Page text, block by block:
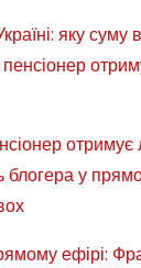
яку суму
у
ефірі: